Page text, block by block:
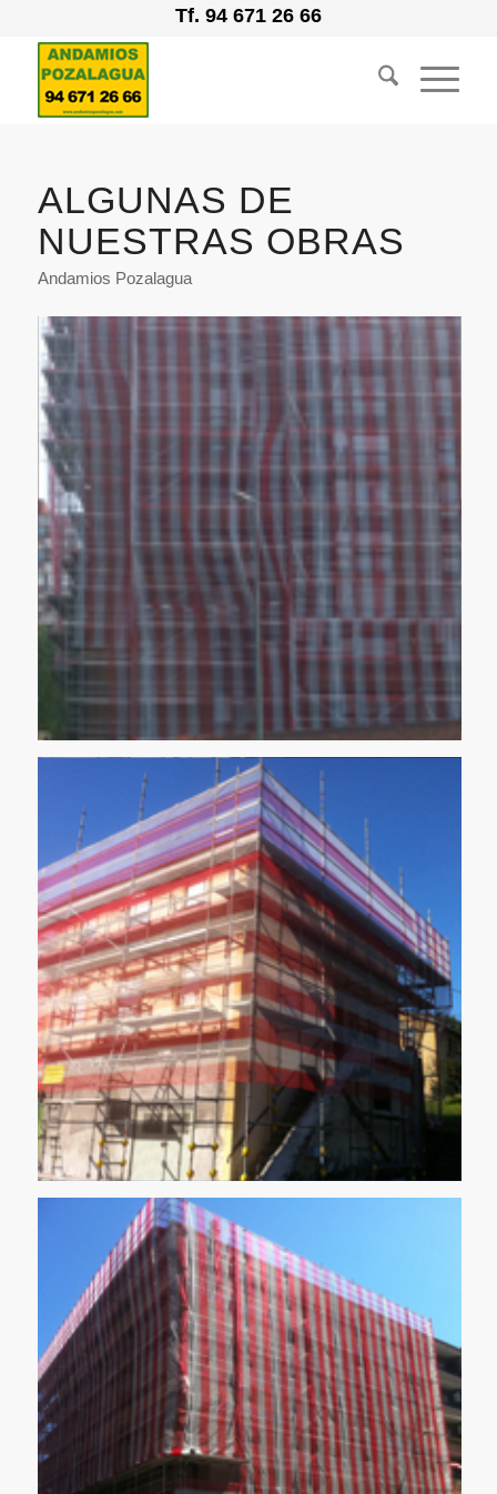
Tf. 94 671 26 66
ALGUNAS DE
NUESTRAS OBRAS
Andamios Pozalagua